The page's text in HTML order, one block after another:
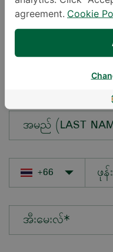
အမည် (FIRST
အမည် (LAST
အီးမေးလ်*
agreement. Cookie